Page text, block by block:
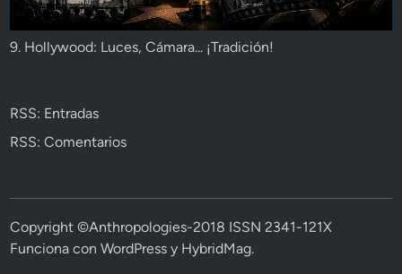
9. Hollywood: Luces, Cámara... ¡Tradición!
RSS: Entradas
RSS: Comentarios
Copyright ©Anthropologies-2018 ISSN 2341-121X
Funciona conWordPress y HybridMag.